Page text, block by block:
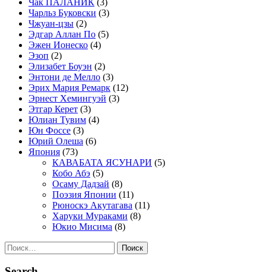
Чарльз Буковски (3)
Чжуан-цзы (2)
Эдгар Аллан По (5)
Эжен Ионеско (4)
Эзоп (2)
Элизабет Боуэн (2)
Энтони де Мелло (3)
Эрих Мария Ремарк (12)
Эрнест Хемингуэй (3)
Этгар Керет (3)
Юлиан Тувим (4)
Юн Фоссе (3)
Юрий Олеша (6)
Япония (73)
КАВАБАТА ЯСУНАРИ (5)
Кобо Абэ (5)
Осаму Дадзай (8)
Поэзия Японии (11)
Рюноскэ Акутагава (11)
Харуки Мураками (8)
Юкио Мисима (8)
Найти: